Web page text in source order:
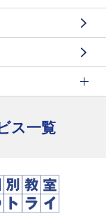
ス一覧